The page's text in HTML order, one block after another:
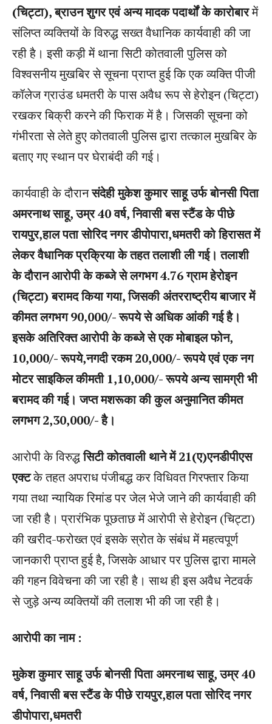
(चिट्टा), ब्राउन शुगर एवं अन्य मादक पदार्थों के कारोबारमें
संलिप्त व्यक्तियों के विरुद्ध सख्त वैधानिक कार्यवाही की जा
रही है। इसी कड़ी में थाना सिटी कोतवाली पुलिस को
विश्वसनीय मुखबिर से सूचना प्राप्त हुई कि एक व्यक्ति पीजी
कॉलेज ग्राउंड धमतरी के पास अवैध रूप से हेरोइन (चिट्टा)
रखकर बिक्री करने की फिराक में है। जिसकी सूचना को
गंभीरता से लेते हुए कोतवाली पुलिस द्वारा तत्काल मुखबिर के
बताए गए स्थान पर घेराबंदी की गई।
कार्यवाही के दौरानसंदेही मुकेश कुमार साहू उर्फ बोनसी पिता
अमरनाथ साहू, उम्र 40 वर्ष, निवासी बस स्टैंड के पीछे
रायपुर,हाल पता सोरिद नगर डीपोपारा,धमतरी को हिरासत में
लेकर वैधानिक प्रक्रिया के तहत तलाशी ली गई। तलाशी
के दौरान आरोपी के कब्जे से लगभग 4.76 ग्राम हेरोइन
(चिट्टा) बरामद किया गया, जिसकी अंतरराष्ट्रीय बाजार में
कीमत लगभग 90,000/- रूपये से अधिक आंकी गई है।
इसके अतिरिक्त आरोपी के कब्जे से एक मोबाइल फोन,
10,000/- रूपये,नगदी रकम 20,000/- रूपये एवं एक नग
मोटर साइकिल कीमती 1,10,000/- रूपये अन्य सामग्री भी
बरामद की गई। जप्त मशरूका की कुल अनुमानित कीमत
लगभग 2,30,000/- है।
आरोपी के विरुद्धसिटी कोतवाली थाने में 21(ए)एनडीपीएस
एक्टके तहत अपराध पंजीबद्ध कर विधिवत गिरफ्तार किया
गया तथा न्यायिक रिमांड पर जेल भेजे जाने की कार्यवाही की
जा रही है। प्रारंभिक पूछताछ में आरोपी से हेरोइन (चिट्टा)
की खरीद-फरोख्त एवं इसके स्रोत के संबंध में महत्वपूर्ण
जानकारी प्राप्त हुई है, जिसके आधार पर पुलिस द्वारा मामले
की गहन विवेचना की जा रही है। साथ ही इस अवैध नेटवर्क
से जुड़े अन्य व्यक्तियों की तलाश भी की जा रही है।
आरोपी का नाम :
मुकेश कुमार साहू उर्फ बोनसी पिता अमरनाथ साहू, उम्र 40
वर्ष, निवासी बस स्टैंड के पीछे रायपुर,हाल पता सोरिद नगर
डीपोपारा,धमतरी